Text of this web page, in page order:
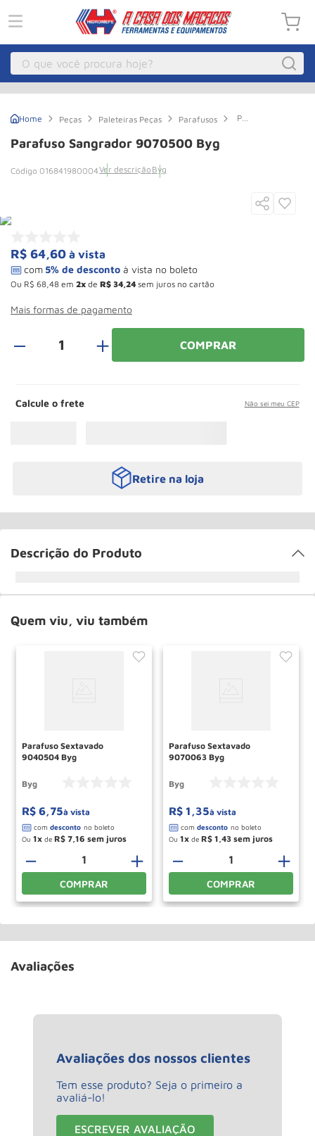
O que você procura hoje?
Peças Paleteiras Peças Parafusos
Parafuso
Parafuso Sangrador 9070500 Byg
016841980004Ver descrição Byg
R$ 64,60 à vista
Ou R$ 68 48 em 2 de R$ 34 24 sem juros no cartão
Mais formas de pagamento
＋ COMPRAR
Calcule o frete Não sei meu CEP
Retire na loja
Descrição do Produto
Quem viu, viu também
Parafuso Sextavado
9040504 Byg
Byg
R$ 6,75à vista
Ou 1 de R$ 7,16
＋
－
COMPRAR
Parafuso Sextavado
9070063 Byg
Byg
R$ 1 ,35à vista
Ou 1 de R$ 1,43
＋
－
COMPRAR
Avaliações
Avaliações dos nossos clientes
Tem esse produto? Seja o primeiro a
avaliá-lo!
ESCREVER AVALIAÇÃO
Guincho Eletrico
3 Macaco Hidraulico
4º Macaco Jacare
7 Macaco
8º Talha